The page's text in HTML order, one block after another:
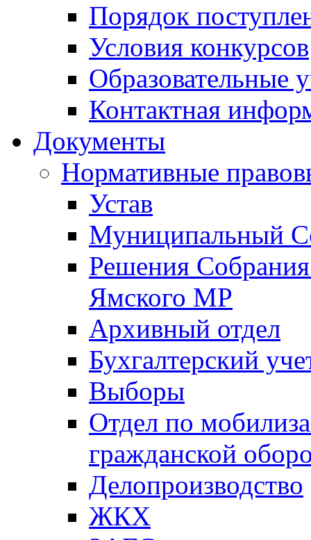
Порядок
Условия конкурсов
Образовательные
Контактная
Документы
Нормативные
Устав
Муниципальный
Решения
Ямского МР
Архивный отдел
Бухгалтерский
Выборы
Отдел по
гражданской
Делопроизводство
ЖКХ